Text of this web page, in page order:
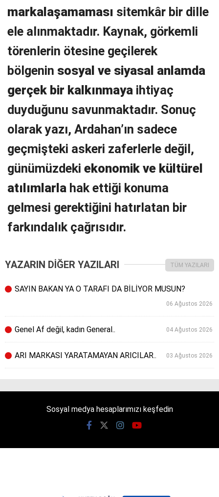
markalaşamaması sitemkâr bir dille
ele alınmaktadır. Kaynak, görkemli
törenlerin ötesine geçilerek
bölgenin sosyal ve siyasal anlamda
gerçek bir kalkınmaya ihtiyaç
duyduğunu savunmaktadır. Sonuç
olarak yazı, Ardahan’ın sadece
geçmişteki askeri zaferlerle değil,
günümüzdeki ekonomik ve kültürel
atılımlarla hak ettiği konuma
gelmesi gerektiğini hatırlatan bir
farkındalık çağrısıdır.
YAZARIN DİĞER YAZILARI TÜM YAZILARI
SAYIN BAKAN YA O TARAFI DA BİLİYOR MUSUN?
06 Ağustos 2026
Genel Af değil, kadın General.. 04 Ağustos 2026
ARI MARKASI YARATAMAYAN ARICILAR.. 03 Ağustos 2026
Sosyal medya hesaplarımızı keşfedin